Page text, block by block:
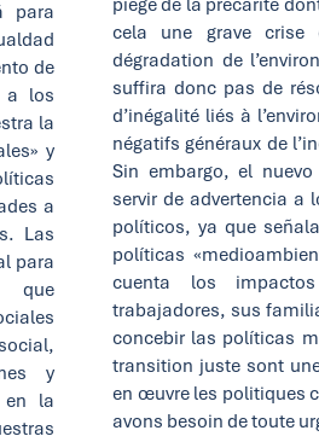
para
de
a los
la
y
a
Las
para
que
y
en la
cela une grave crise
dégradation de
suffira donc pas de
d’inégalité liés à
négatifs généraux de
Sin embargo, el
servir de advertencia a
políticos, ya que
políticas
cuenta los
trabajadores, sus
concebir las políticas
transition juste sont
en œuvre les politiques
avons besoin de toute